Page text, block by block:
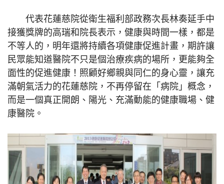
代表花蓮慈院從衛生福利部政務次長林奏延手中
接獲獎牌的高瑞和院長表示，健康與時間一樣，都是
不等人的，明年還將持續各項健康促進計畫，期許讓
民眾能知道醫院不只是個治療疾病的場所，更能夠全
面性的促進健康！照顧好鄉親與同仁的身心靈，讓充
滿朝氣活力的花蓮慈院，不再停留在「病院」概念，
而是一個真正開朗、陽光、充滿動能的健康職場、健
康醫院。